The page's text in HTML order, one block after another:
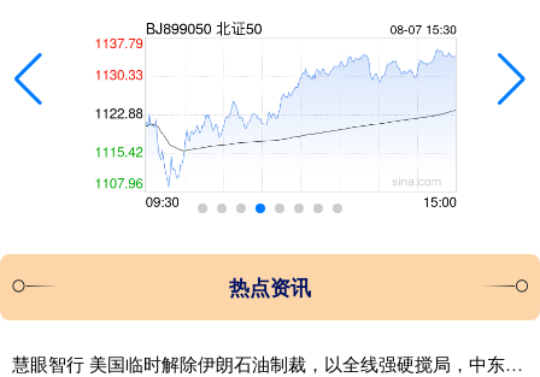
热点资讯
慧眼智行 美国临时解除伊朗石油制裁，以全线强硬搅局，中东格局彻底撕裂 60天豁免与核查重启